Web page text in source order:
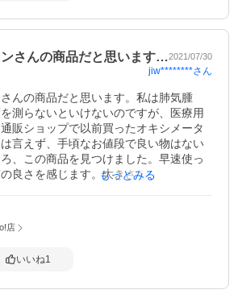
さんの商品だと思います…2021/07/30
jiw********さん
んの商品だと思います。私は肺気腫
測らないといけないのですが、医療用
販ショップで以前買ったオキシメータ
言えず、手頃なお値段で良い物はない
、この商品を見つけました。早速使っ
良さを感じます。大きさも丁度良く、
すぐに使う事が出来ました。デザイン
事なし。オススメの商品です。
もっとみる
店
いいね1